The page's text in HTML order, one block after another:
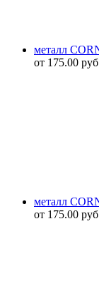
металл
от 175.00
металл
от 175.00